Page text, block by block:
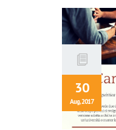
30
Aug, 2017